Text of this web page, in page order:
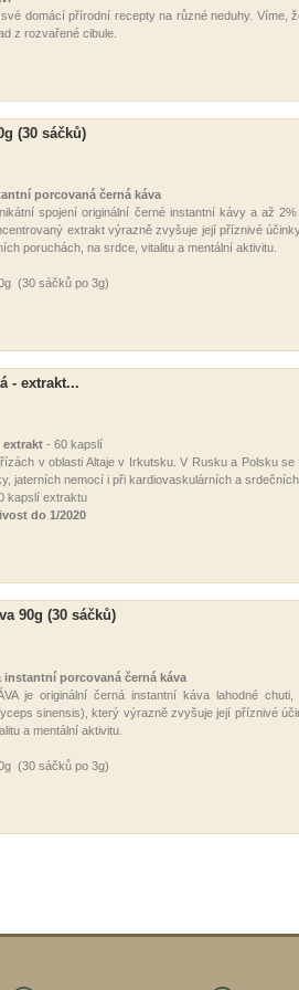
své domácí přírodní recepty na různé neduhy. Víme,
z rozvařené cibule.
(30 sáčků)
porcovaná černá káva
spojení originální černé instantní kávy a až
extrakt výrazně zvyšuje její příznivé
poruchách, na srdce, vitalitu a mentální aktivitu.
(30 sáčků po 3g )
- extrakt...
extrakt- 60 kapslí
v oblasti Altaje v Irkutsku. V Rusku a Polsku
jaterních nemocí i při kardiovaskulárních a
kapslí extraktu
do 1/2020
90g (30 sáčků)
instantní porcovaná černá káva
je originální černá instantní káva lahodné
sinensis), který výrazně zvyšuje její příznivé
a mentální aktivitu.
(30 sáčků po 3g )